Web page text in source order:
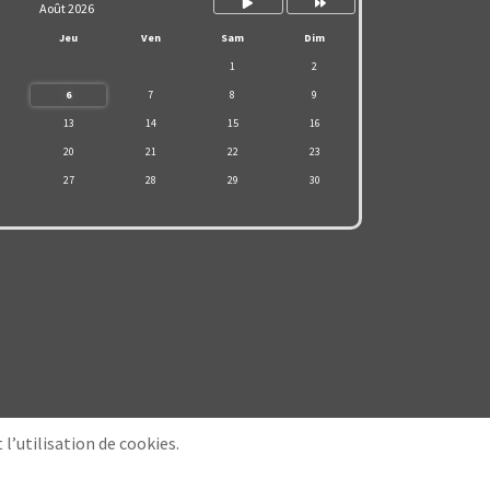
Août 2026
Jeu Ven Sam
Dim
1
2
6 7 8
9
13 14 15
16
20 21 22
23
27 28 29
30
de cookies.